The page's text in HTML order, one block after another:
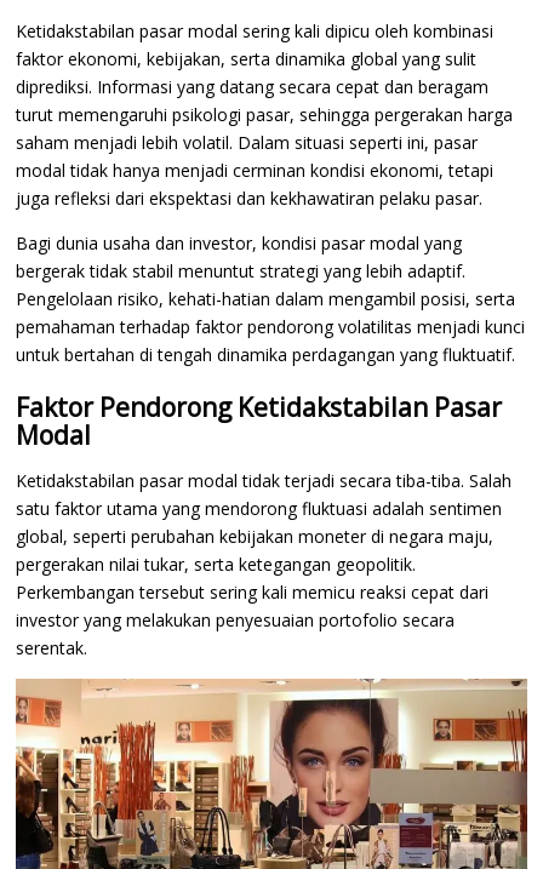
Ketidakstabilan pasar modal sering kali dipicu oleh kombinasi
faktor ekonomi, kebijakan, serta dinamika global yang sulit
diprediksi. Informasi yang datang secara cepat dan beragam
turut memengaruhi psikologi pasar, sehingga pergerakan harga
saham menjadi lebih volatil. Dalam situasi seperti ini, pasar
modal tidak hanya menjadi cerminan kondisi ekonomi, tetapi
juga refleksi dari ekspektasi dan kekhawatiran pelaku pasar.
Bagi dunia usaha dan investor, kondisi pasar modal yang
bergerak tidak stabil menuntut strategi yang lebih adaptif.
Pengelolaan risiko, kehati-hatian dalam mengambil posisi, serta
pemahaman terhadap faktor pendorong volatilitas menjadi kunci
untuk bertahan di tengah dinamika perdagangan yang fluktuatif.
Faktor Pendorong Ketidakstabilan Pasar
Modal
Ketidakstabilan pasar modal tidak terjadi secara tiba-tiba. Salah
satu faktor utama yang mendorong fluktuasi adalah sentimen
global, seperti perubahan kebijakan moneter di negara maju,
pergerakan nilai tukar, serta ketegangan geopolitik.
Perkembangan tersebut sering kali memicu reaksi cepat dari
investor yang melakukan penyesuaian portofolio secara
serentak.